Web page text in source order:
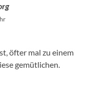
öfter mal zu einem
gemütlichen.